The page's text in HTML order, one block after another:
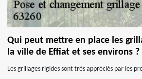
Qui peut mettre en place les
la ville de Effiat et ses environs ?
Les grillages rigides sont très appréciés par les